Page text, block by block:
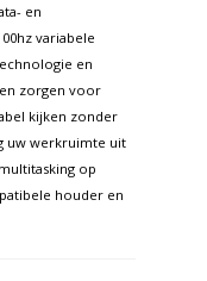
en
variabele
en
zorgen voor
kijken zonder
uw werkruimte uit
op
houder en